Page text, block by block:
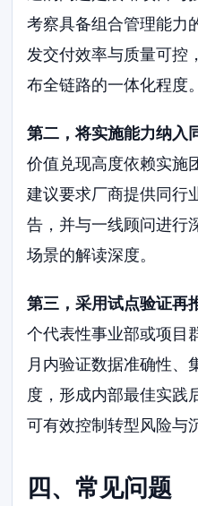
考察具备组合管理能力
发交付效率与质量可控
布全链路的一体化程度。
第二，将实施能力纳入
价值兑现高度依赖实施
建议要求厂商提供同行
告，并与一线顾问进行
场景的解读深度。
第三，采用试点验证再
个代表性事业部或项目
月内验证数据准确性、
度，形成内部最佳实践
可有效控制转型风险与
四、常见问题